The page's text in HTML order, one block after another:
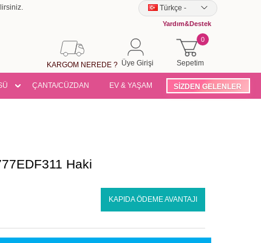
Türkçe -
Yardım&Destek
Sepetim
0
Üye Girişi
KARGOM NEREDE ?
ÇANTA/CÜZDAN EV & YAŞAM SİZDEN GELENLER
Haki
KAPIDA ÖDEME AVANTAJI